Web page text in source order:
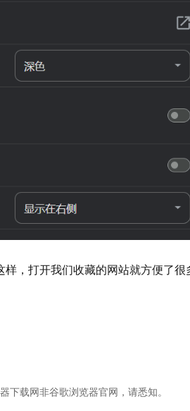
，打开我们收藏的网站就方便了很
载网非谷歌浏览器官网，请悉知。